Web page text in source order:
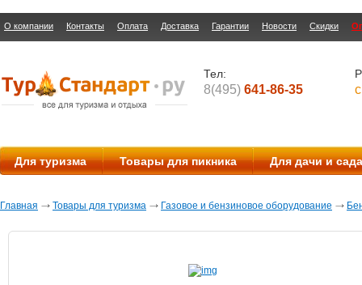
О компании Контакты Оплата Доставка Гарантии Новости Скидки
Тел:
8(495) 641-86-35
Для туризма Товары для пикника Для дачи и сада
Главная Товары для туризма Газовое и бензиновое оборудование